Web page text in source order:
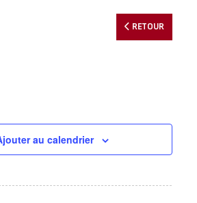
RETOUR
au calendrier